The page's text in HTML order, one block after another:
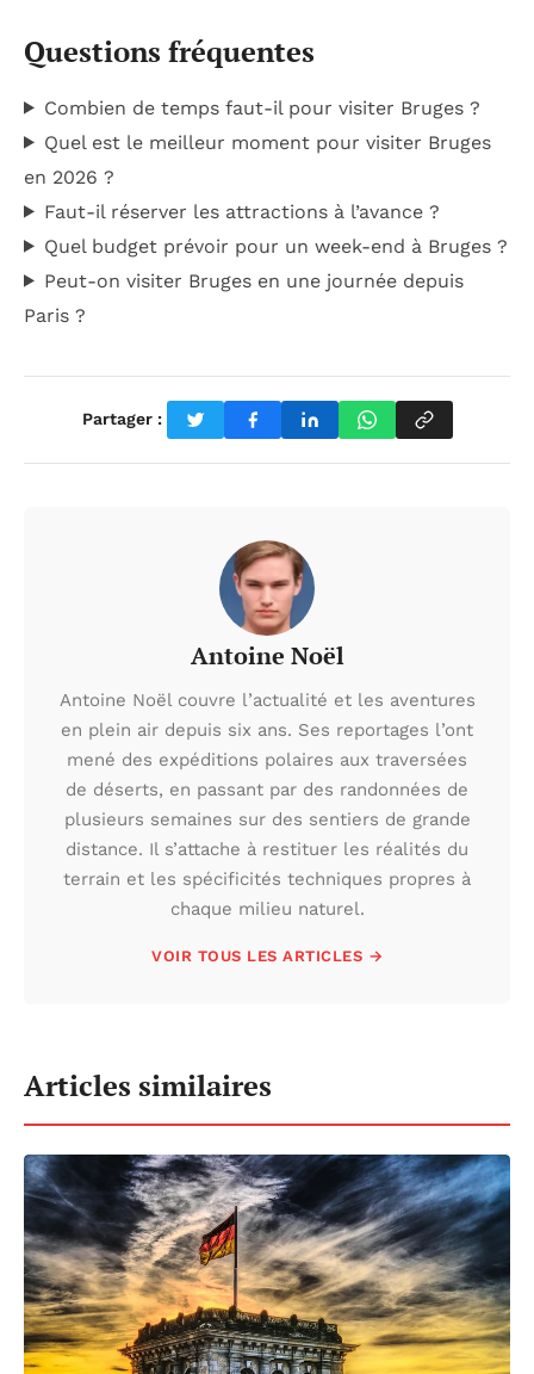
Questions fréquentes
Combien de temps faut-il pour visiter Bruges ?
Quel est le meilleur moment pour visiter Bruges
en 2026 ?
Faut-il réserver les attractions à l’avance ?
Quel budget prévoir pour un week-end à Bruges ?
Peut-on visiter Bruges en une journée depuis
Paris ?
Partager :
Antoine Noël
Antoine Noël couvre l’actualité et les aventures
en plein air depuis six ans. Ses reportages l’ont
mené des expéditions polaires aux traversées
de déserts, en passant par des randonnées de
plusieurs semaines sur des sentiers de grande
distance. Il s’attache à restituer les réalités du
terrain et les spécificités techniques propres à
chaque milieu naturel.
VOIR TOUS LES ARTICLES →
Articles similaires